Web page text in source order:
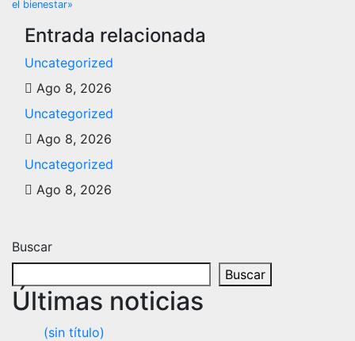
entradas
el bienestar»
Entrada relacionada
Uncategorized
Ago 8, 2026
Uncategorized
Ago 8, 2026
Uncategorized
Ago 8, 2026
Buscar
Buscar
Últimas noticias
(sin título)